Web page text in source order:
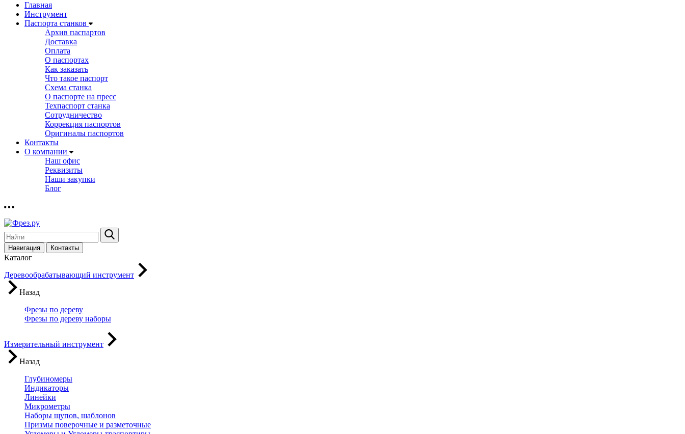
Главная
Инструмент
Паспорта станков
Архив паспартов
Доставка
Оплата
О паспортах
Как заказать
Что такое паспорт
Схема станка
О паспорте на пресс
Техпаспорт станка
Сотрудничество
Коррекция паспортов
Оригиналы паспортов
Контакты
О компании
Наш офис
Реквизиты
Наши закупки
Блог
Навигация Контакты
Каталог
Деревообрабатывающий инструмент
Назад
Фрезы по дереву
Фрезы по дереву наборы
Измерительный инструмент
Назад
Глубиномеры
Индикаторы
Линейки
Микрометры
Наборы щупов, шаблонов
Призмы поверочные и разметочные